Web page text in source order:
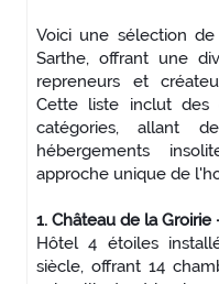
Voici une sélection
Sarthe, offrant une
repreneurs et
Cette liste inclut des
catégories, allant
hébergements
approche unique de
1. Château de la Groirie
Hôtel 4 étoiles
siècle, offrant 14